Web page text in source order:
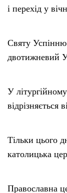
і перехід у
Святу Успінню
двотижневий
У
відрізняється
Тільки цього
католицька
Православна